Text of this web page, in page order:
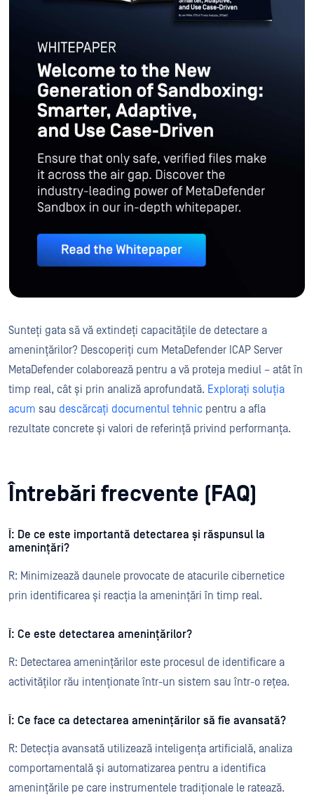
Sunteți gata să vă extindeți capacitățile de detectare a
amenințărilor? Descoperiți cum MetaDefender ICAP Server
MetaDefender colaborează pentru a vă proteja mediul – atât în
timp real, cât și prin analiză aprofundată. Explorați soluția
acum sau descărcați documentul tehnic pentru a afla
rezultate concrete și valori de referință privind performanța.
Întrebări frecvente (FAQ)
Î: De ce este importantă detectarea și răspunsul la
amenințări?
R: Minimizează daunele provocate de atacurile cibernetice
prin identificarea și reacția la amenințări în timp real.
Î: Ce este detectarea amenințărilor?
R: Detectarea amenințărilor este procesul de identificare a
activităților rău intenționate într-un sistem sau într-o rețea.
Î: Ce face ca detectarea amenințărilor să fie avansată?
R: Detecția avansată utilizează inteligența artificială, analiza
comportamentală și automatizarea pentru a identifica
amenințările pe care instrumentele tradiționale le ratează.